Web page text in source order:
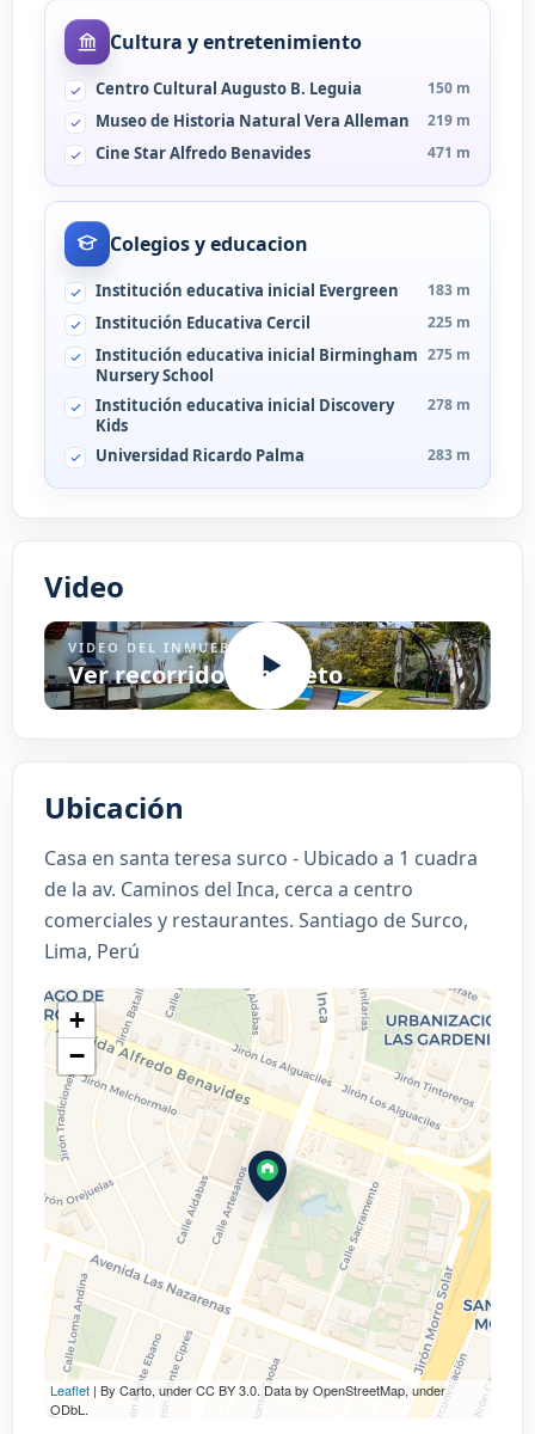
Cultura y entretenimiento
Centro Cultural Augusto B. Leguia 150 m
Museo de Historia Natural Vera Alleman 219 m
Cine Star Alfredo Benavides 471 m
Colegios y educacion
Institución educativa inicial Evergreen 183 m
Institución Educativa Cercil 225 m
Institución educativa inicial Birmingham
Nursery School
275 m
Institución educativa inicial Discovery
Kids
278 m
Universidad Ricardo Palma 283 m
Video
VIDEO DEL INMUEBLE
Ver recorrido completo
Ubicación
Casa en santa teresa surco - Ubicado a 1 cuadra
de la av. Caminos del Inca, cerca a centro
comerciales y restaurantes. Santiago de Surco,
Lima, Perú
+
−
Leaflet | By Carto, under CC BY 3.0. Data by OpenStreetMap, under
ODbL.